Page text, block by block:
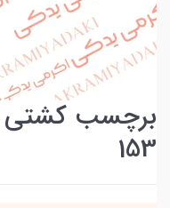
برچسب کشتی
153